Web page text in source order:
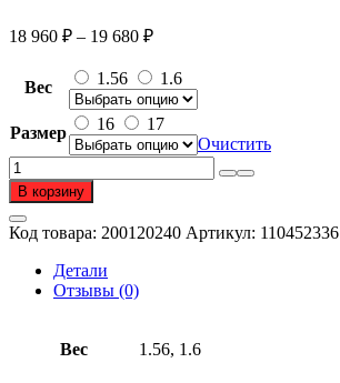
18 960 ₽ – 19 680 ₽Диапазон
18
960 ₽
–
19
680 ₽
Вес 1.56 1.6
Размер 16
17
Очистить
Количество
товара
Браслет
из
золота
пробы
В корзину
Код товара: 200120240 Артикул: 110452336
Детали
Отзывы (0)
Вес 1.56, 1.6